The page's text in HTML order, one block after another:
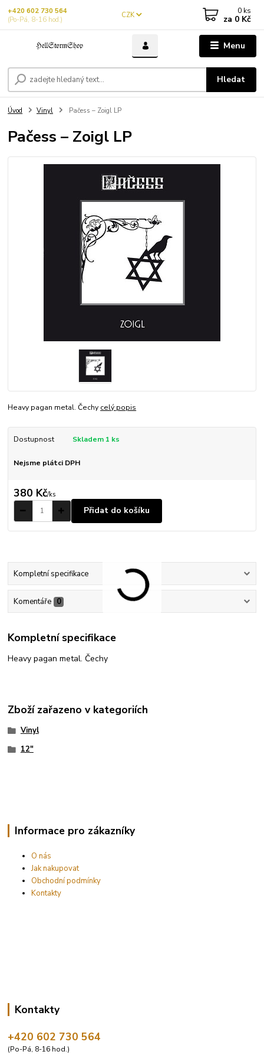
Menu
CZK
Hledat
+420 602 730 564
(Po-Pá, 8-16 hod.)
0 ks
za 0 Kč
Úvod Vinyl Pačess – Zoigl LP
Pačess – Zoigl LP
Heavy pagan metal. Čechy celý popis
Dostupnost Skladem 1 ks
Nejsme plátci DPH
380 Kč/ks
Přidat do košíku
Kompletní specifikace
Komentáře 0
Kompletní specifikace
Heavy pagan metal. Čechy
Zboží zařazeno v kategoriích
Vinyl
12"
Informace pro zákazníky
O nás
Jak nakupovat
Obchodní podmínky
Kontakty
Kontakty
+420 602 730 564
(Po-Pá, 8-16 hod.)